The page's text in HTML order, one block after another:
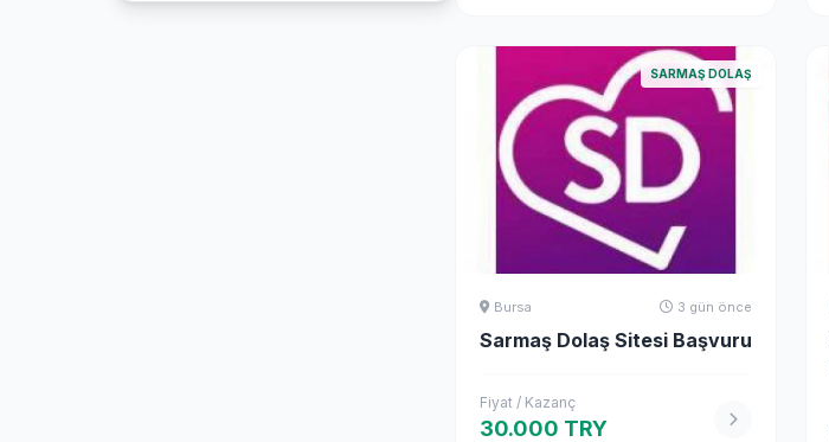
SARMAŞ DOLAŞ
Bursa 3 gün önce
Sarmaş Dolaş Sitesi Başvuru
Fiyat / Kazanç
30.000 TRY